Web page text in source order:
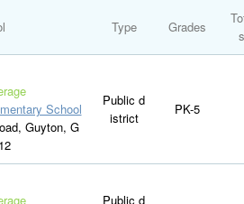
Type Grades
School
Guyton, G
Public d
istrict
PK-5
Public d